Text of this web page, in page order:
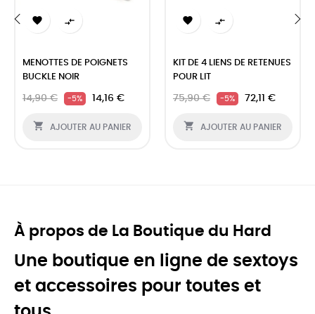
 
MENOTTES DE POIGNETS
BUCKLE NOIR
14,90 € -5% 14,16 €
 AJOUTER AU PANIER
 
KIT DE 4 LIENS DE RETENUES
POUR LIT
75,90 € -5% 72,11 €
 AJOUTER AU PANIER
À propos de La Boutique du Hard
Une boutique en ligne de sextoys
et accessoires pour toutes et